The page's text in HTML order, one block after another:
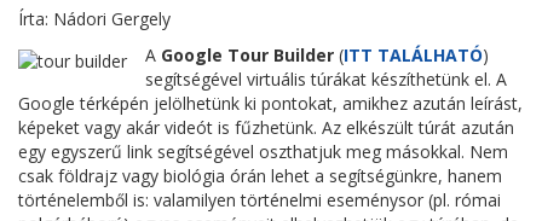
Írta: Nádori Gergely
A Google Tour Builder (ITT TALÁLHATÓ)
segítségével virtuális túrákat készíthetünk el. A
Google térképén jelölhetünk ki pontokat, amikhez azután leírást,
képeket vagy akár videót is fűzhetünk. Az elkészült túrát azután
egy egyszerű link segítségével oszthatjuk meg másokkal. Nem
csak földrajz vagy biológia órán lehet a segítségünkre, hanem
történelemből is: valamilyen történelmi eseménysor (pl. római